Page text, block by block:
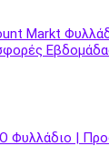
Markt
Φυλλάδιο |